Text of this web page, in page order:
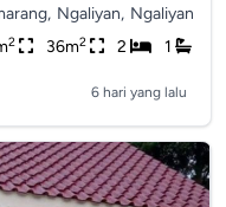
Ngaliyan, Ngaliyan
2 36m2 2 1
6 hari yang lalu